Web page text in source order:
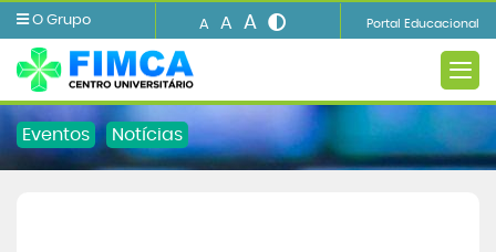
O Grupo A A A Portal Educacional
Eventos Notícias